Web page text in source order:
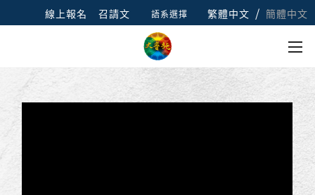
線上報名 召請文 語系選擇 繁體中文 / 簡體中文